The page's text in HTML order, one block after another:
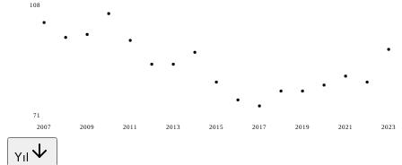
2007 2009 2011 2013 2015 2017 2019 2021 2023
108
71
Yıl